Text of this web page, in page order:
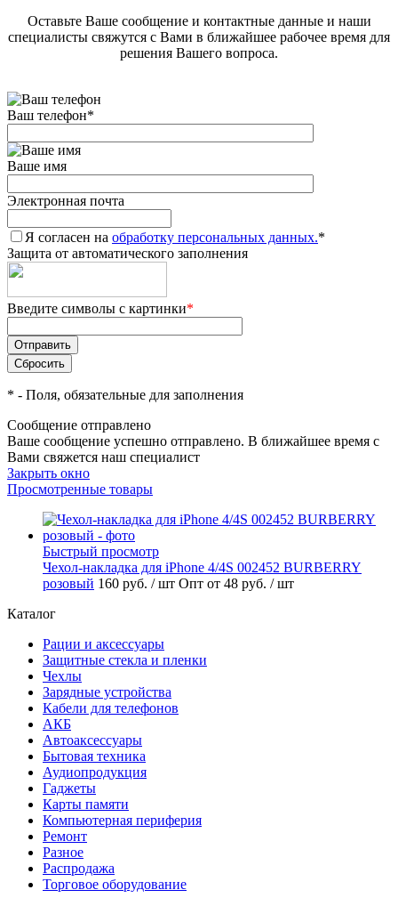
Оставьте Ваше сообщение и контактные данные и наши
специалисты свяжутся с Вами в ближайшее рабочее время для
решения Вашего вопроса.
Ваш телефон*
Ваше имя
Электронная почта
Я согласен на обработку персональных данных.*
Защита от автоматического заполнения
Введите символы с картинки*
* - Поля, обязательные для заполнения
Сообщение отправлено
Ваше сообщение успешно отправлено. В ближайшее время с
Вами свяжется наш специалист
Закрыть окно
Просмотренные товары
Быстрый просмотр
Чехол-накладка для iPhone 4/4S 002452 BURBERRY
розовый 160 руб. / шт Опт от 48 руб. / шт
Каталог
Рации и аксессуары
Защитные стекла и пленки
Чехлы
Зарядные устройства
Кабели для телефонов
АКБ
Автоаксессуары
Бытовая техника
Аудиопродукция
Гаджеты
Карты памяти
Компьютерная периферия
Ремонт
Разное
Распродажа
Торговое оборудование